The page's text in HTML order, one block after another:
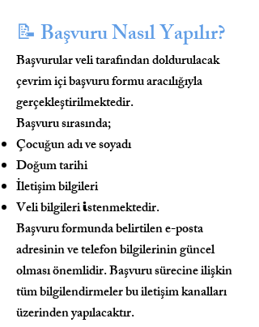
📝 Başvuru Nasıl Yapılır?
Başvurular veli tarafından doldurulacak
çevrim içi başvuru formu aracılığıyla
gerçekleştirilmektedir.
Başvuru sırasında;
Çocuğun adı ve soyadı
Doğum tarihi
İletişim bilgileri
Veli bilgileriistenmektedir.
Başvuru formunda belirtilen e-posta
adresinin ve telefon bilgilerinin güncel
olması önemlidir. Başvuru sürecine ilişkin
tüm bilgilendirmeler bu iletişim kanalları
üzerinden yapılacaktır.